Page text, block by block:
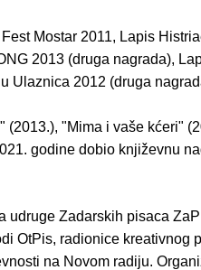
Mostar 2011, Lapis
2013 (druga nagrada),
Ulaznica 2012 (druga
(2013.), "Mima i vaše kćeri"
godine dobio književnu
udruge Zadarskih pisaca
OtPis, radionice kreativnog
na Novom radiju.